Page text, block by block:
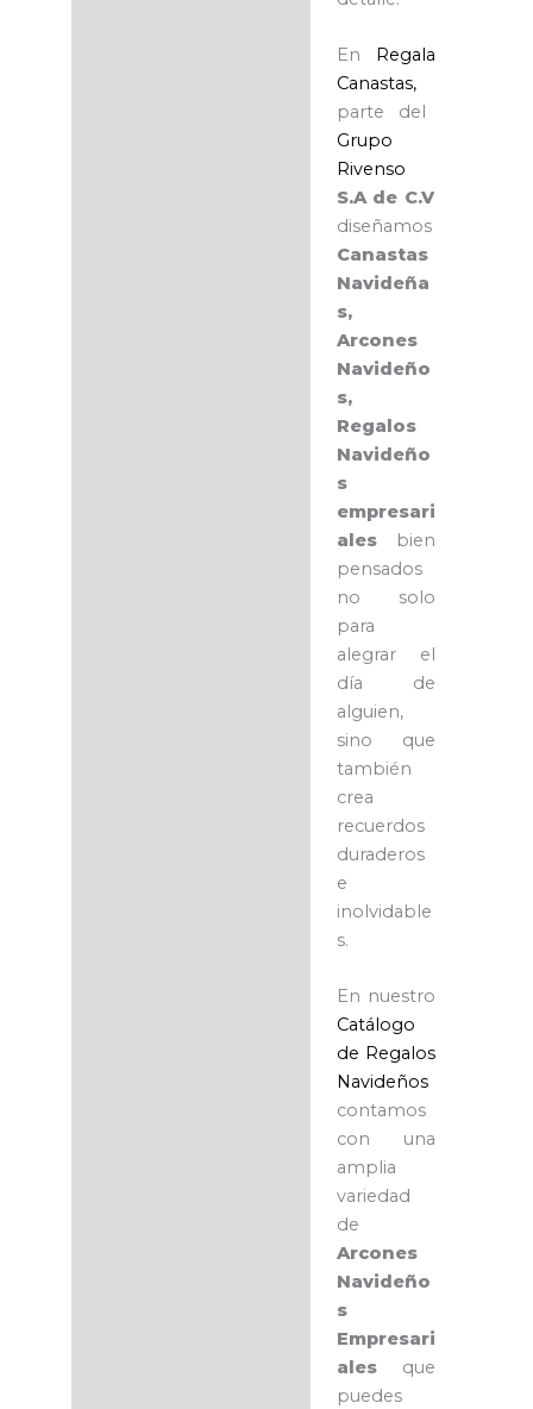
En
Regala
Canastas,
parte del
Grupo
Rivenso
S.A de C.V
diseñamos
Canastas
Navideña
s,
Arcones
Navideño
s,
Regalos
Navideño
s
empresari
alesbien
pensados
no solo
para
alegrar el
día de
alguien,
sino que
también
crea
recuerdos
duraderos
e
inolvidable
s.
En nuestro
Catálogo
de Regalos
Navideños
contamos
con una
amplia
variedad
de
Arcones
Navideño
s
Empresari
ales que
puedes